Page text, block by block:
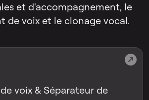
et d'accompagnement, le
de voix et le clonage vocal.
voix & Séparateur de